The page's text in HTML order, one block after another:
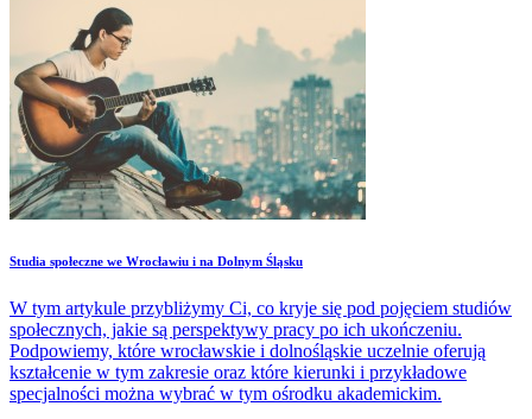
Studia społeczne we Wrocławiu i na Dolnym Śląsku
W tym artykule przybliżymy Ci, co kryje się pod pojęciem studiów
społecznych, jakie są perspektywy pracy po ich ukończeniu.
Podpowiemy, które wrocławskie i dolnośląskie uczelnie oferują
kształcenie w tym zakresie oraz które kierunki i przykładowe
specjalności można wybrać w tym ośrodku akademickim.